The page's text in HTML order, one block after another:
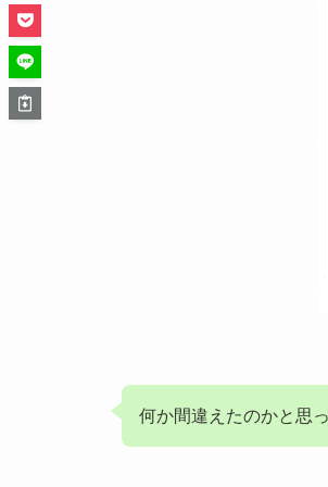
何か間違えたのかと思